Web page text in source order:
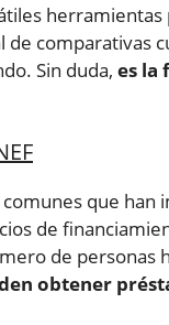
de comparativas
Sin duda, es la
comunes que
de
de personas
obtener